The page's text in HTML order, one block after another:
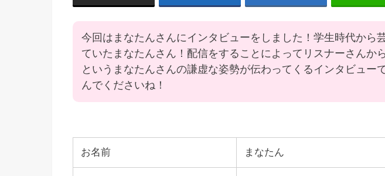
今回はまなたんさんにインタビューをしました！学生時代から
ていたまなたんさん！配信をすることによってリスナーさんか
というまなたんさんの謙虚な姿勢が伝わってくるインタビュー
んでくださいね！
お名前 まなたん